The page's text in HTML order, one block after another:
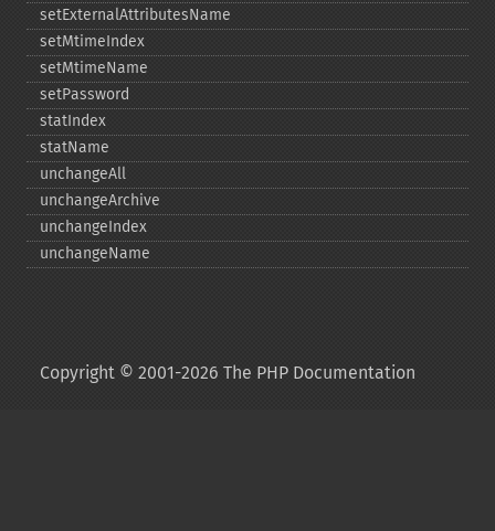
setExternalAttributesName
setMtimeIndex
setMtimeName
setPassword
statIndex
statName
unchangeAll
unchangeArchive
unchangeIndex
unchangeName
Copyright © 2001-2026 The PHP Documentation